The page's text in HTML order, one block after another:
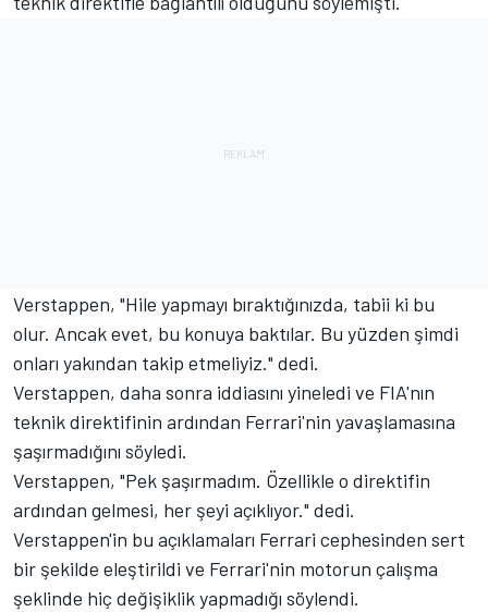
Verstappen, "Hile yapmayı bıraktığınızda, tabii ki bu
olur. Ancak evet, bu konuya baktılar. Bu yüzden şimdi
onları yakından takip etmeliyiz." dedi.
Verstappen, daha sonra iddiasını yineledi ve FIA'nın
teknik direktifinin ardından Ferrari'nin yavaşlamasına
şaşırmadığını söyledi.
Verstappen, "Pek şaşırmadım. Özellikle o direktifin
ardından gelmesi, her şeyi açıklıyor." dedi.
Verstappen'in bu açıklamaları Ferrari cephesinden sert
bir şekilde eleştirildi ve Ferrari'nin motorun çalışma
şeklinde hiç değişiklik yapmadığı söylendi.